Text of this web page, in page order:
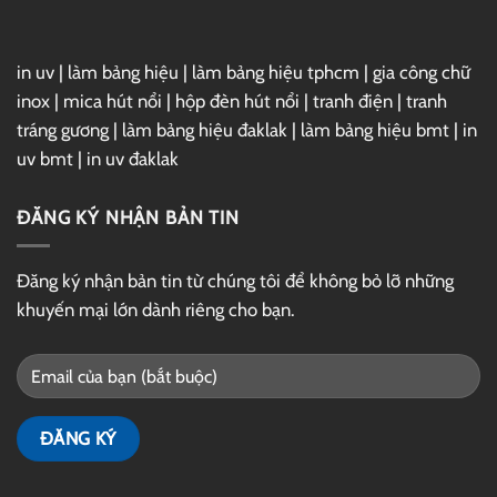
in uv | làm bảng hiệu | làm bảng hiệu tphcm | gia công chữ
inox | mica hút nổi | hộp đèn hút nổi | tranh điện | tranh
tráng gương | làm bảng hiệu đaklak | làm bảng hiệu bmt | in
uv bmt | in uv đaklak
ĐĂNG KÝ NHẬN BẢN TIN
Đăng ký nhận bản tin từ chúng tôi để không bỏ lỡ những
khuyến mại lớn dành riêng cho bạn.